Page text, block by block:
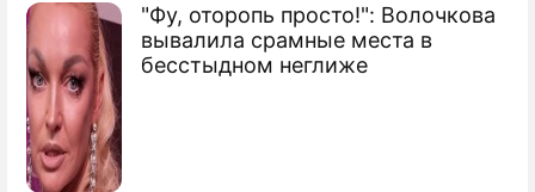
"Фу, оторопь просто!": Волочкова
вывалила срамные места в
бесстыдном неглиже
По теме
В аварии на ГЭС замешан Чубайс
На аварийной ГЭС нашли мошенников
В аварии на ГЭС могут найти новых